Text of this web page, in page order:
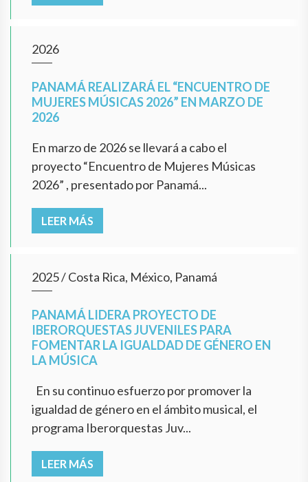
2026
PANAMÁ REALIZARÁ EL “ENCUENTRO DE
MUJERES MÚSICAS 2026” EN MARZO DE
2026
En marzo de 2026 se llevará a cabo el
proyecto “Encuentro de Mujeres Músicas
2026” , presentado por Panamá...
LEER MÁS
2025/Costa Rica, México, Panamá
PANAMÁ LIDERA PROYECTO DE
IBERORQUESTAS JUVENILES PARA
FOMENTAR LA IGUALDAD DE GÉNERO EN
LA MÚSICA
En su continuo esfuerzo por promover la
igualdad de género en el ámbito musical, el
programa Iberorquestas Juv...
LEER MÁS